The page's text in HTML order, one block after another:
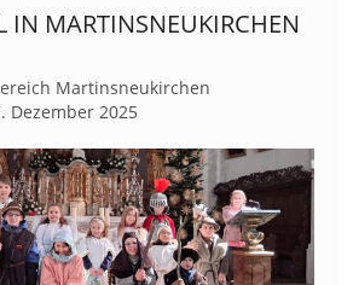
IN MARTINSNEUKIRCHEN
Martinsneukirchen
Dezember 2025